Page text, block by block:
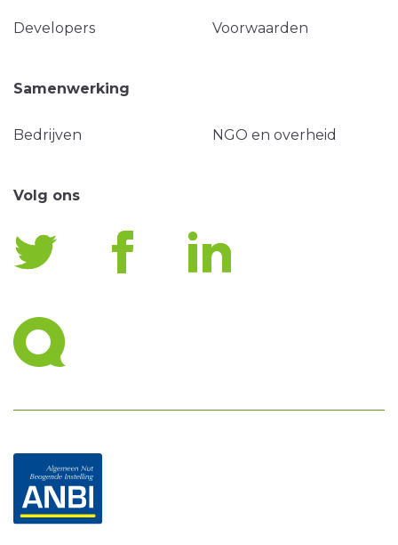
Developers Voorwaarden
Samenwerking
Bedrijven NGO en overheid
Volg ons